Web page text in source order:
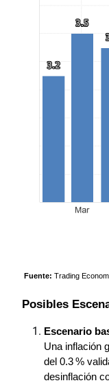
Fuente: Trading
Posibles
Escenario
Una inflación
del 0.3 %
desinflación